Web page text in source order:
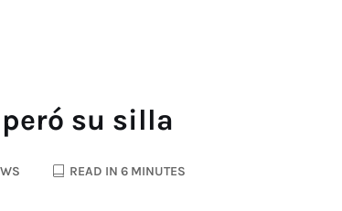
su silla
READ IN 6 MINUTES